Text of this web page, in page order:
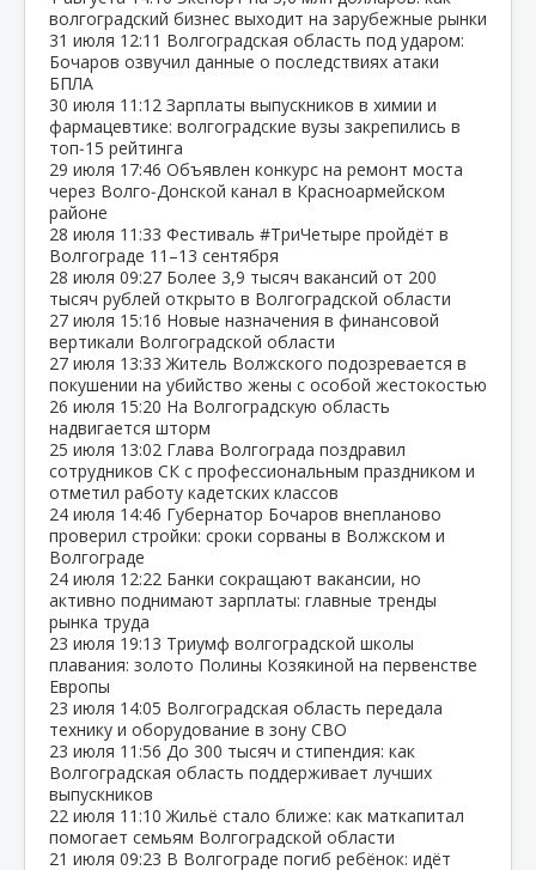
волгоградский бизнес выходит на зарубежные рынки
31 июля 12:11 Волгоградская область под ударом:
Бочаров озвучил данные о последствиях атаки
БПЛА
30 июля 11:12 Зарплаты выпускников в химии и
фармацевтике: волгоградские вузы закрепились в
топ‑15 рейтинга
29 июля 17:46 Объявлен конкурс на ремонт моста
через Волго‑Донской канал в Красноармейском
районе
28 июля 11:33 Фестиваль #ТриЧетыре пройдёт в
Волгограде 11–13 сентября
28 июля 09:27 Более 3,9 тысяч вакансий от 200
тысяч рублей открыто в Волгоградской области
27 июля 15:16 Новые назначения в финансовой
вертикали Волгоградской области
27 июля 13:33 Житель Волжского подозревается в
покушении на убийство жены с особой жестокостью
26 июля 15:20 На Волгоградскую область
надвигается шторм
25 июля 13:02 Глава Волгограда поздравил
сотрудников СК с профессиональным праздником и
отметил работу кадетских классов
24 июля 14:46 Губернатор Бочаров внепланово
проверил стройки: сроки сорваны в Волжском и
Волгограде
24 июля 12:22 Банки сокращают вакансии, но
активно поднимают зарплаты: главные тренды
рынка труда
23 июля 19:13 Триумф волгоградской школы
плавания: золото Полины Козякиной на первенстве
Европы
23 июля 14:05 Волгоградская область передала
технику и оборудование в зону СВО
23 июля 11:56 До 300 тысяч и стипендия: как
Волгоградская область поддерживает лучших
выпускников
22 июля 11:10 Жильё стало ближе: как маткапитал
помогает семьям Волгоградской области
21 июля 09:23 В Волгограде погиб ребёнок: идёт